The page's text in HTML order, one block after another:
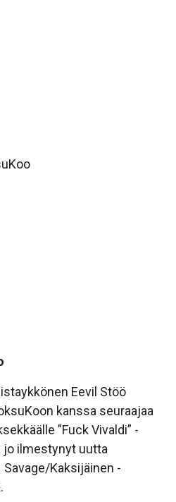
Eevil Stöö
kanssa seuraajaa
”Fuck Vivaldi” -
jo ilmestynyt uutta
Savage/Kaksijäinen -